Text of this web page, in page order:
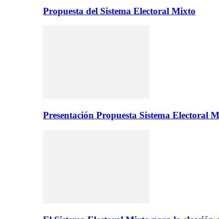
Propuesta del Sistema Electoral Mixto
Presentación Propuesta Sistema Electoral